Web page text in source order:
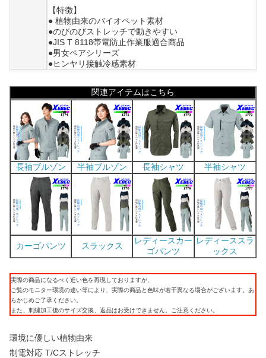
【特徴】
● 植物由来のバイオペット素材
●のびのびストレッチで動きやすい
●JIS T 8118帯電防止作業服適合商品
●男女ペアシリーズ
●ヒンヤリ接触冷感素材
関連アイテムはこちら
長袖ブルゾン 半袖ブルゾン 長袖シャツ 半袖シャツ
カーゴパンツ スラックス
レディースカー
ゴパンツ
レディーススラ
ックス
実際の商品になるべく近い色を再現しておりますが、
ご覧のモニター環境の違い等により、実際の商品と色味が若干異なる場合がございます。あ
らかじめご了承ください。
また、刺繍加工後のサイズ交換、返品はお受けできません。ご注意ください。
環境に優しい植物由来
制電対応 T/Cストレッチ